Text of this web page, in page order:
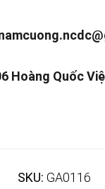
Hoàng Quốc
SKU: GA0116